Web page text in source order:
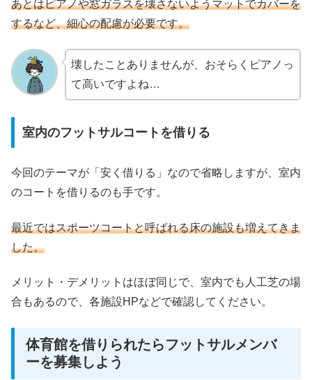
あとはピアノや窓ガラスを壊さないようマットでカバーを
するなど、細心の配慮が必要です。
壊したことありませんが、おそらくピアノっ
て高いですよね…
室内のフットサルコートを借りる
今回のテーマが「安く借りる」なので省略しますが、室内
のコートを借りるのも手です。
最近ではスポーツコートと呼ばれる床の施設も増えてきま
した。
メリット・デメリットはほぼ同じで、室内でも人工芝の場
合もあるので、各施設HPなどで確認してください。
体育館を借りられたらフットサルメンバ
ーを募集しよう